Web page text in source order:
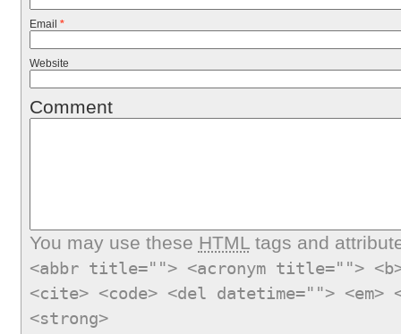
Email *
Website
Comment
You may use these HTMLtags and
<abbr title=""> <acronym title="">
<cite> <code> <del datetime="">
<strong>